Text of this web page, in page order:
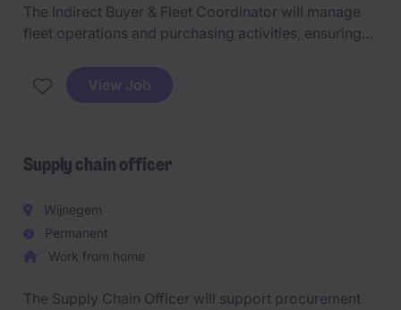
The Indirect Buyer & Fleet Coordinator will manage
fleet operations and purchasing activities, ensuring
international company.
View Job
Supply chain officer
Wijnegem
Permanent
Work from home
The Supply Chain Officer will support procurement